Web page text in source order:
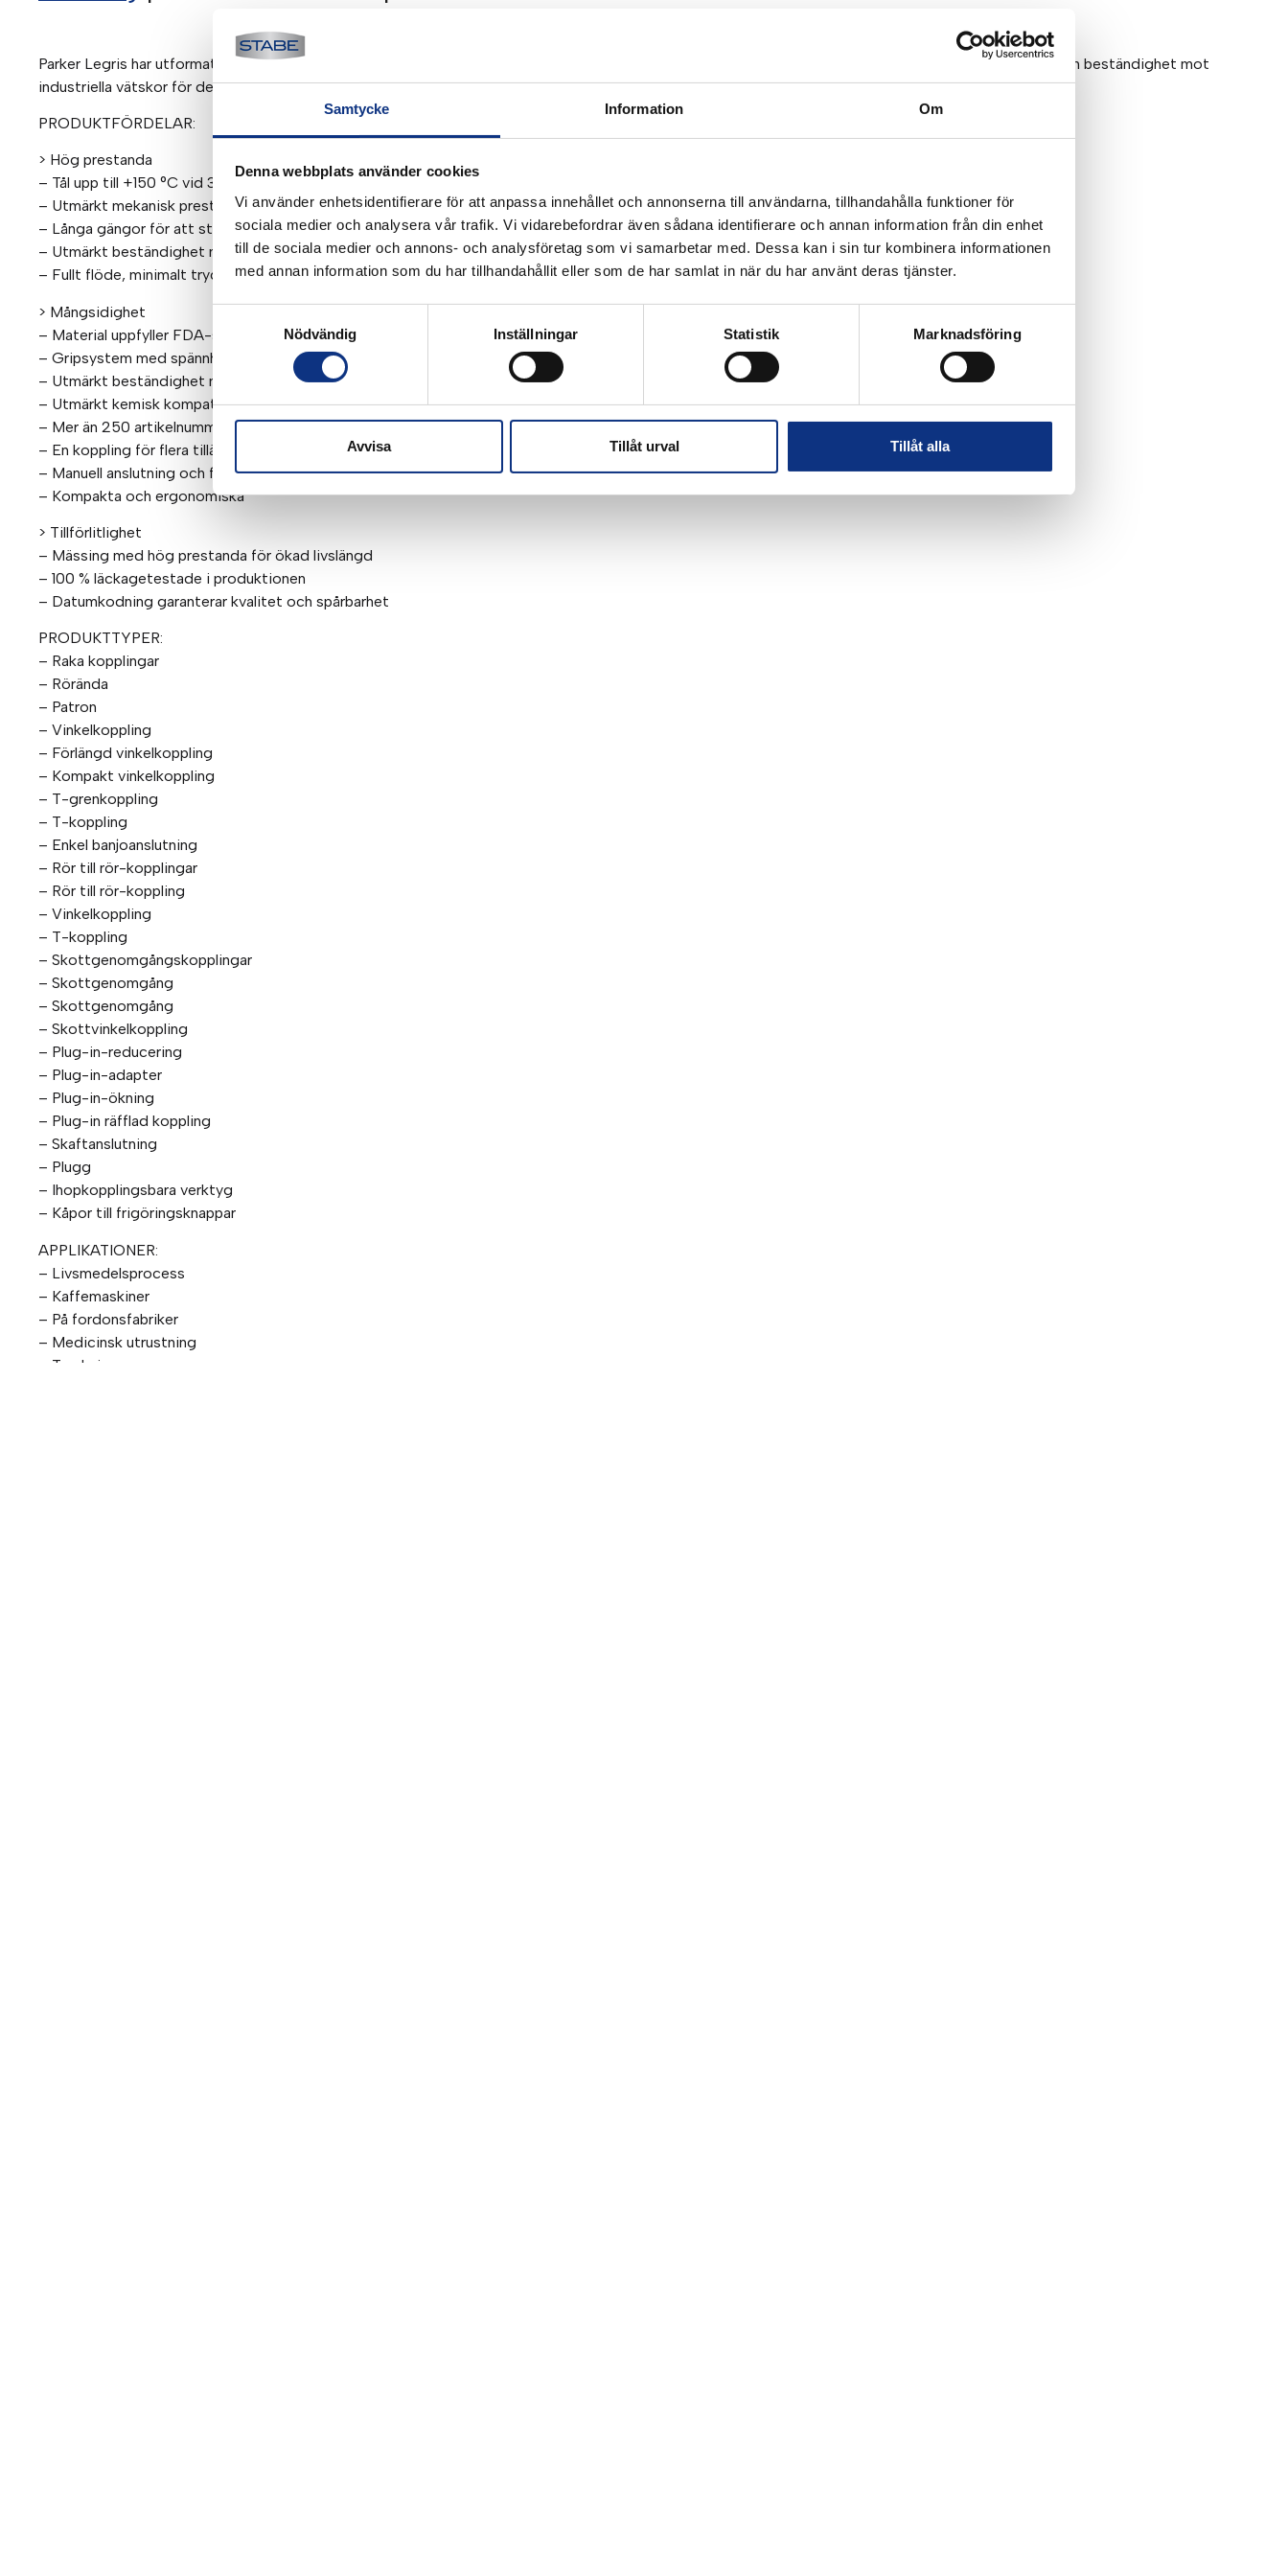
Samtycke Information Om
Denna webbplats använder cookies
Vi använder enhetsidentifierare för att anpassa innehållet och annonserna till användarna, tillhandahålla funktioner för
sociala medier och analysera vår trafik. Vi vidarebefordrar även sådana identifierare och annan information från din enhet
till de sociala medier och annons- och analysföretag som vi samarbetar med. Dessa kan i sin tur kombinera informationen
med annan information som du har tillhandahållit eller som de har samlat in när du har använt deras tjänster.
Nödvändig
Inställningar Statistik Marknadsföring
Avvisa Tillåt urval Tillåt alla
Parker Legris har utformat detta sortiment av metallkopplingar för att uppfylla dina tekniska krav och miljökrav. Det erbjuder robusthet, tillförlitlighet och beständighet mot
industriella vätskor för de mest krävande miljöer.
PRODUKTFÖRDELAR:
> Hög prestanda
– Tål upp till +150 °C vid 30 bar
– Utmärkt mekanisk prestanda
– Långa gängor för att stå emot stötar och vibrationer
– Utmärkt beständighet mot nötning och korrosion tack vare kemisk nickelplätering med hög fosforhalt
– Fullt flöde, minimalt tryckfall
> Mångsidighet
– Material uppfyller FDA-standarder
– Gripsystem med spännhylsor lämpligt både för metallrör (spårförsedda) och polymerrör
– Utmärkt beständighet mot högt tryck and vakuum
– Utmärkt kemisk kompatibilitet
– Mer än 250 artikelnummer
– En koppling för flera tillämpningar: lageroptimering
– Manuell anslutning och frånkoppling
– Kompakta och ergonomiska
> Tillförlitlighet
– Mässing med hög prestanda för ökad livslängd
– 100 % läckagetestade i produktionen
– Datumkodning garanterar kvalitet och spårbarhet
PRODUKTTYPER:
– Raka kopplingar
– Rörända
– Patron
– Vinkelkoppling
– Förlängd vinkelkoppling
– Kompakt vinkelkoppling
– T-grenkoppling
– T-koppling
– Enkel banjoanslutning
– Rör till rör-kopplingar
– Rör till rör-koppling
– Vinkelkoppling
– T-koppling
– Skottgenomgångskopplingar
– Skottgenomgång
– Skottgenomgång
– Skottvinkelkoppling
– Plug-in-reducering
– Plug-in-adapter
– Plug-in-ökning
– Plug-in räfflad koppling
– Skaftanslutning
– Plugg
– Ihopkopplingsbara verktyg
– Kåpor till frigöringsknappar
APPLIKATIONER:
– Livsmedelsprocess
– Kaffemaskiner
– På fordonsfabriker
– Medicinsk utrustning
– Tryckning